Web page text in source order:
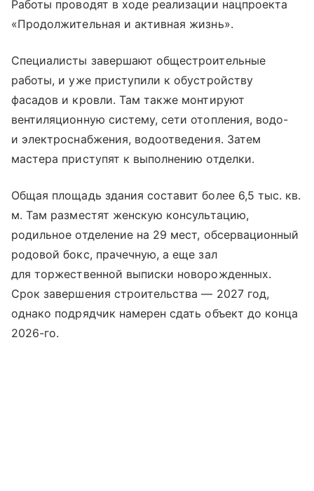
Работы проводят в ходе реализации нацпроекта
«Продолжительная и активная жизнь».
Специалисты завершают общестроительные
работы, и уже приступили к обустройству
фасадов и кровли. Там также монтируют
вентиляционную систему, сети отопления, водо-
и электроснабжения, водоотведения. Затем
мастера приступят к выполнению отделки.
Общая площадь здания составит более 6,5 тыс. кв.
м. Там разместят женскую консультацию,
родильное отделение на 29 мест, обсервационный
родовой бокс, прачечную, а еще зал
для торжественной выписки новорожденных.
Срок завершения строительства — 2027 год,
однако подрядчик намерен сдать объект до конца
2026-го.